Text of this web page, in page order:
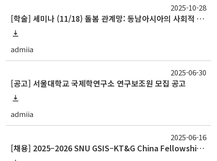
[학술] 세미나 (11/18) 돌봄 관계망: 동남아시아의 사회적 지원과 노년의 미래 (Networks of Care: Social Support and Ageing Futures in Southeast Asia)
admiia
2025-10-28
[공고] 서울대학교 국제학연구소 연구보조원 모집 공고
admiia
2025-06-30
[채용] 2025–2026 SNU GSIS–KT&G China Fellowship for a Visiting Scholar
2025-06-16